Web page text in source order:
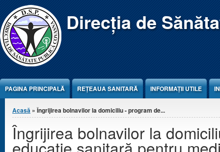
Jump to Content Direcția de
PAGINA PRINCIPALĂ REŢEAUA SANITARĂ INFORMAȚII UTILE
Eşti aici
Acasă » Îngrijirea bolnavilor la domiciliu - program de...
Îngrijirea bolnavilor la